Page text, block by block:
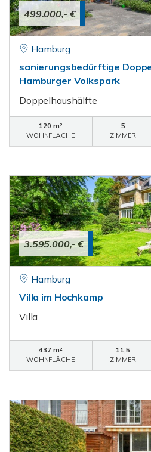
499.000,- €
Hamburg
sanierungsbedürftige
Hamburger Volkspark
Doppelhaushälfte
120 m²
WOHNFLÄCHE
5
ZIMMER
3.595.000,- €
Hamburg
Villa im Hochkamp
Villa
437 m²
WOHNFLÄCHE
11,5
ZIMMER